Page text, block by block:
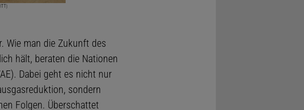
Wie man die Zukunft des
hält, beraten die Nationen
Dabei geht es nicht nur
sondern
Folgen. Überschattet